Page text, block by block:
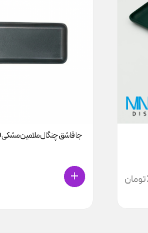
تومان
جا قاشق چنگال ملامین مشکی M10